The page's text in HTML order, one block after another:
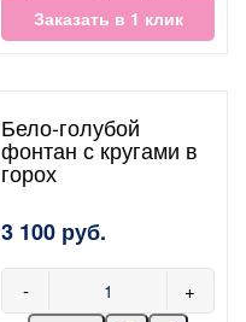
Заказать в 1 клик
Бело-голубой
фонтан с кругами в
горох
3 100 руб.
- +